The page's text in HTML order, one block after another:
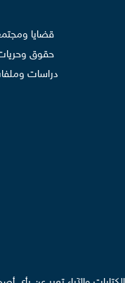
قضايا
حقوق
دراسات